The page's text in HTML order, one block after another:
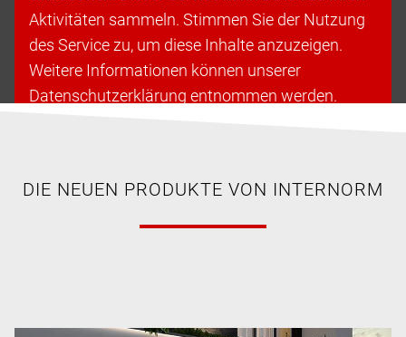
Aktivitäten sammeln. Stimmen Sie der Nutzung
des Service zu, um diese Inhalte anzuzeigen.
Weitere Informationen können unserer
Datenschutzerklärung entnommen werden.
DIE NEUEN PRODUKTE VON INTERNORM